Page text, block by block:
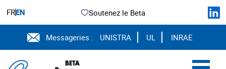
FREN Soutenez le Beta
Messageries : UNISTRA UL INRAE